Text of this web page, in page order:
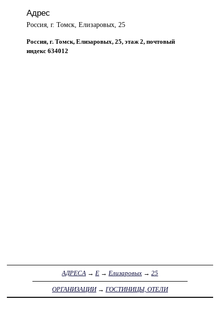
Адрес
Россия, г. Томск, Елизаровых, 25
Россия, г. Томск, Елизаровых, 25, этаж 2, почтовый
индекс 634012
АДРЕСА → Е → Елизаровых → 25
ОРГАНИЗАЦИИ→ ГОСТИНИЦЫ, ОТЕЛИ